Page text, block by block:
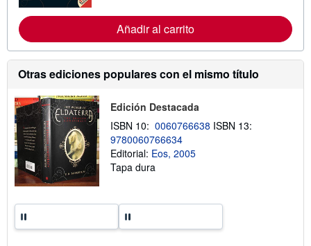
i
ó
n
s
r
e
l
t
a
d
Añadir al carrito
Otras ediciones populares con el mismo título
Edición Destacada
ISBN 10: 0060766638 ISBN 13:
9780060766634
Editorial: Eos, 2005
Tapa dura